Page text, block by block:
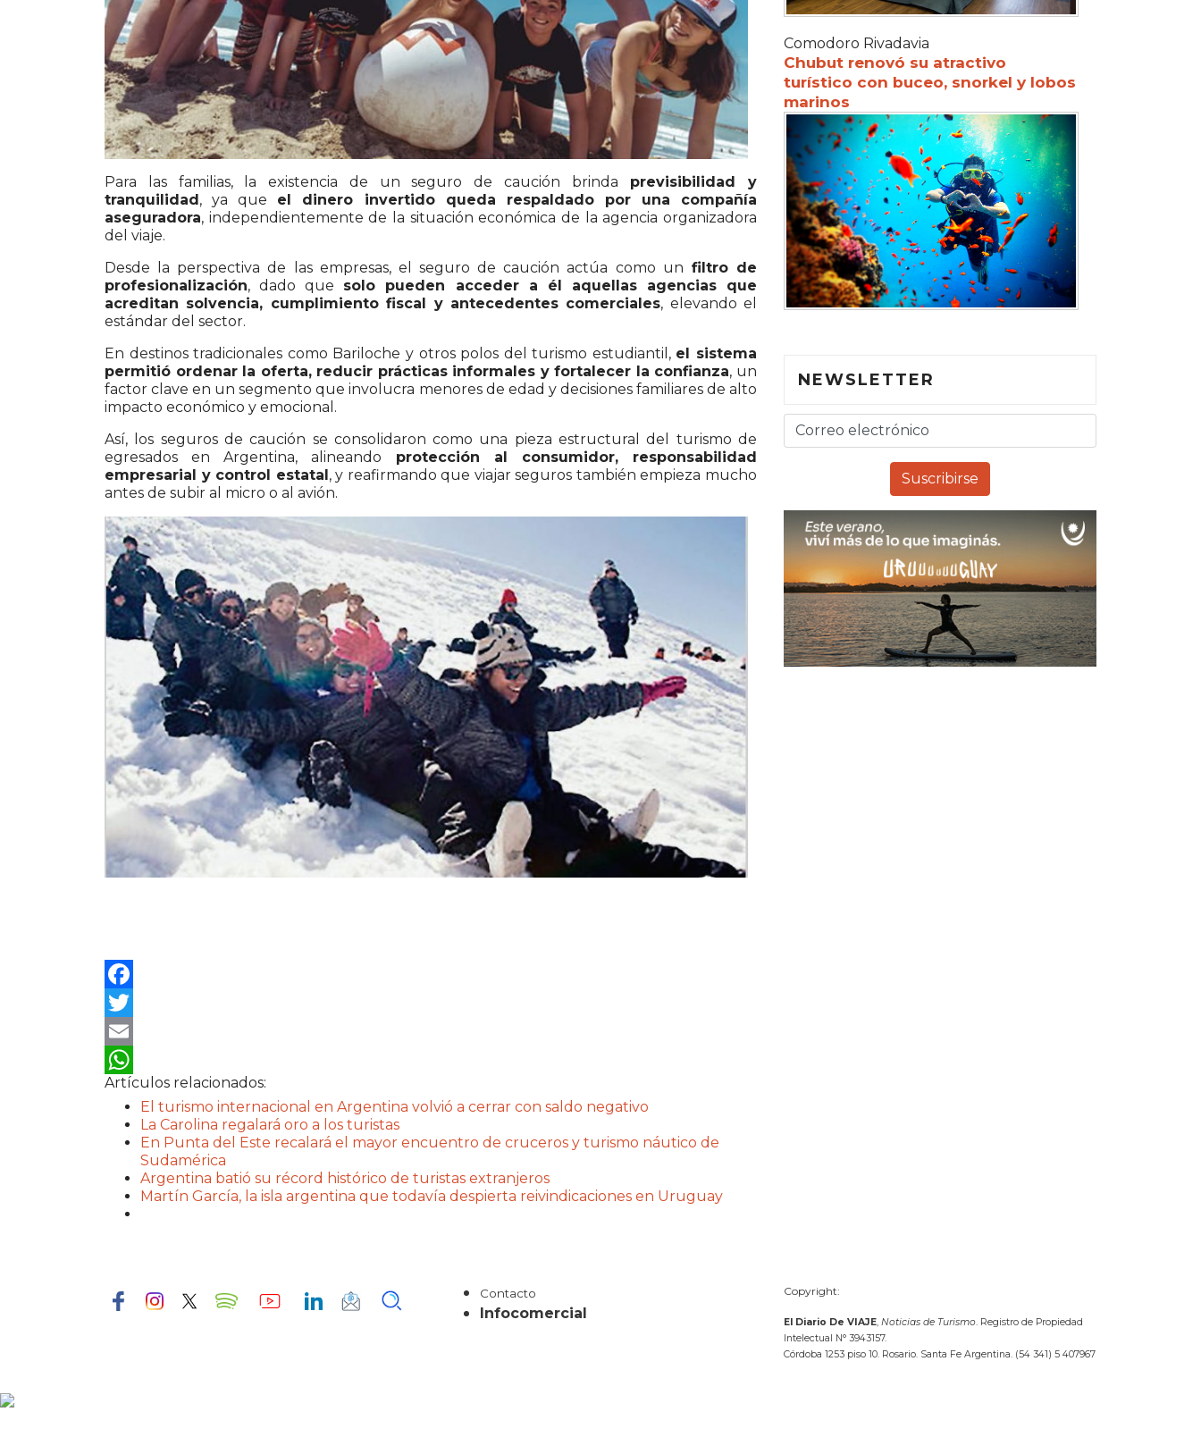
Para las familias, la existencia de un seguro de caución brinda previsibilidad y
tranquilidad, ya que el dinero invertido queda respaldado por una compañía
aseguradora, independientemente de la situación económica de la agencia organizadora
del viaje.
Desde la perspectiva de las empresas, el seguro de caución actúa como un filtro de
profesionalización, dado que solo pueden acceder a él aquellas agencias que
acreditan solvencia, cumplimiento fiscal y antecedentes comerciales, elevando el
estándar del sector.
En destinos tradicionales como Bariloche y otros polos del turismo estudiantil, el sistema
permitió ordenar la oferta, reducir prácticas informales y fortalecer la confianza, un
factor clave en un segmento que involucra menores de edad y decisiones familiares de alto
impacto económico y emocional.
Así, los seguros de caución se consolidaron como una pieza estructural del turismo de
egresados en Argentina, alineando protección al consumidor, responsabilidad
empresarial y control estatal, y reafirmando que viajar seguros también empieza mucho
antes de subir al micro o al avión.
Facebook
Twitter
Email
WhatsApp
Artículos relacionados:
El turismo internacional en Argentina volvió a cerrar con saldo negativo
La Carolina regalará oro a los turistas
En Punta del Este recalará el mayor encuentro de cruceros y turismo náutico de
Sudamérica
Argentina batió su récord histórico de turistas extranjeros
Martín García, la isla argentina que todavía despierta reivindicaciones en Uruguay
Comodoro Rivadavia
Chubut renovó su atractivo
turístico con buceo, snorkel y lobos
marinos
NEWSLETTER
Contacto
Infocomercial
Copyright:
El Diario De VIAJE, Noticias de Turismo. Registro de Propiedad
Intelectual N° 3943157.
Córdoba 1253 piso 10. Rosario. Santa Fe Argentina. (54 341) 5 407967